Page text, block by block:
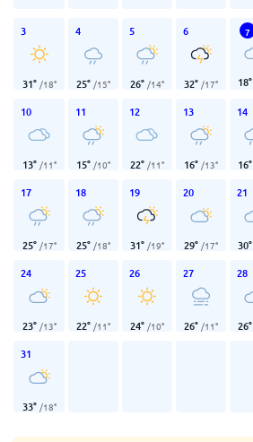
3
31° /18°
4
25° /15°
5
26° /14°
6
32° /17°
7
18°
10
13° /11°
11
15° /10°
12
22° /11°
13
16° /13°
14
16°
17
25° /17°
18
25° /18°
19
31° /19°
20
29° /17°
21
30°
24
23° /13°
25
22° /11°
26
24° /10°
27
26° /11°
28
26°
31
33° /18°